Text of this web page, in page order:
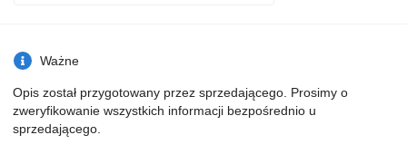
Ważne
Opis został przygotowany przez sprzedającego. Prosimy o
zweryfikowanie wszystkich informacji bezpośrednio u
sprzedającego.